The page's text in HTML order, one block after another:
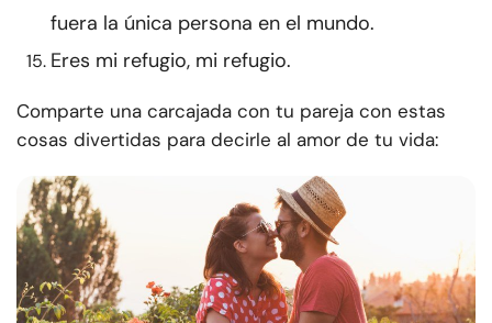
fuera la única persona en el mundo.
Eres mi refugio, mi refugio.
Comparte una carcajada con tu pareja con estas
cosas divertidas para decirle al amor de tu vida: